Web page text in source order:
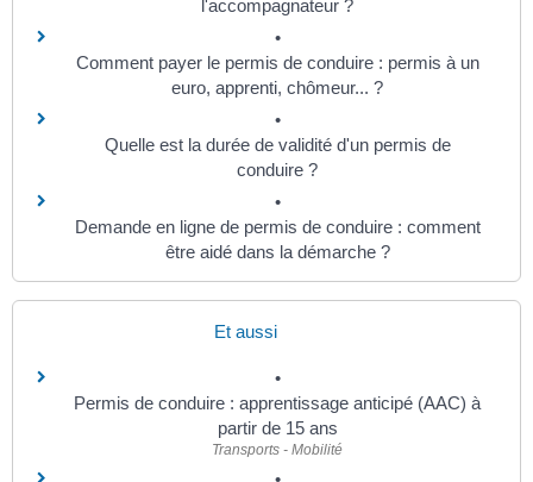
l'accompagnateur ?
Comment payer le permis de conduire : permis à un
euro, apprenti, chômeur... ?
Quelle est la durée de validité d'un permis de
conduire ?
Demande en ligne de permis de conduire : comment
être aidé dans la démarche ?
Et aussi
Permis de conduire : apprentissage anticipé (AAC) à
partir de 15 ans
Transports - Mobilité